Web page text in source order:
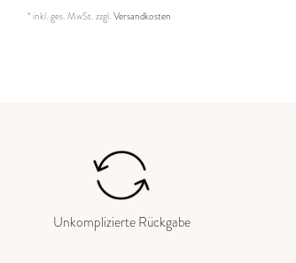
* inkl. ges. MwSt.zzgl.Versandkosten
Unkomplizierte Rückgabe